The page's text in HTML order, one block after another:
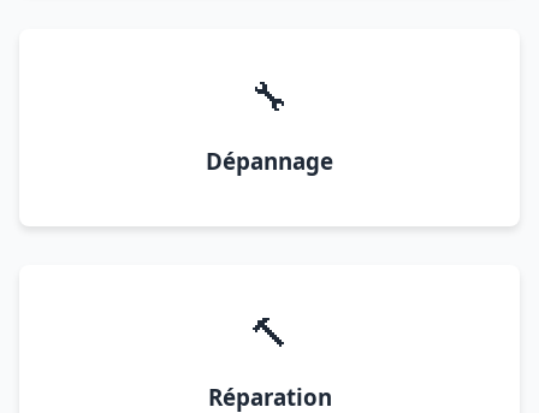
🔧
Dépannage
🔨
Réparation